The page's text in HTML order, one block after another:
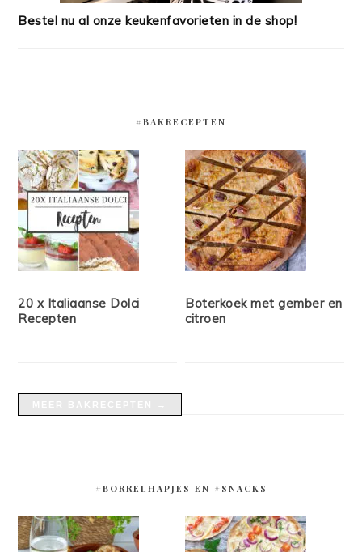
Bestel nu al onze keukenfavorieten in de shop!
#BAKRECEPTEN
20 x Italiaanse Dolci
Recepten
Boterkoek met gember en
citroen
#BORRELHAPJES EN #SNACKS